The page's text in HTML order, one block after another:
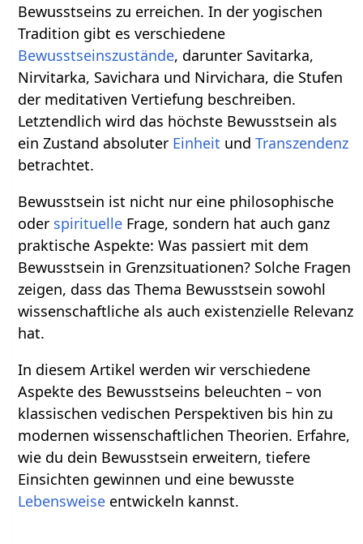
Bewusstseins zu erreichen. In der yogischen
Tradition gibt es verschiedene
Bewusstseinszustände, darunter Savitarka,
Nirvitarka, Savichara und Nirvichara, die Stufen
der meditativen Vertiefung beschreiben.
Letztendlich wird das höchste Bewusstsein als
ein Zustand absoluter Einheit undTranszendenz
betrachtet.
Bewusstsein ist nicht nur eine philosophische
oder spirituelle Frage, sondern hat auch ganz
praktische Aspekte: Was passiert mit dem
Bewusstsein in Grenzsituationen? Solche Fragen
zeigen, dass das Thema Bewusstsein sowohl
wissenschaftliche als auch existenzielle Relevanz
hat.
In diesem Artikel werden wir verschiedene
Aspekte des Bewusstseins beleuchten – von
klassischen vedischen Perspektiven bis hin zu
modernen wissenschaftlichen Theorien. Erfahre,
wie du dein Bewusstsein erweitern, tiefere
Einsichten gewinnen und eine bewusste
Lebensweise entwickeln kannst.